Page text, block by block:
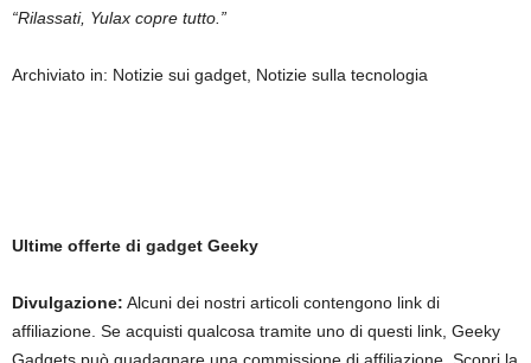
“Rilassati, Yulax copre tutto.”
Archiviato in: Notizie sui gadget, Notizie sulla tecnologia
Ultime offerte di gadget Geeky
Divulgazione: Alcuni dei nostri articoli contengono link di
affiliazione. Se acquisti qualcosa tramite uno di questi link, Geeky
Gadgets può guadagnare una commissione di affiliazione. Scopri la